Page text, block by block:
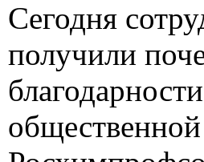
Сегодня
получили